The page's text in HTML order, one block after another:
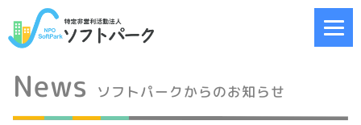
News ソフトパークからのお知らせ